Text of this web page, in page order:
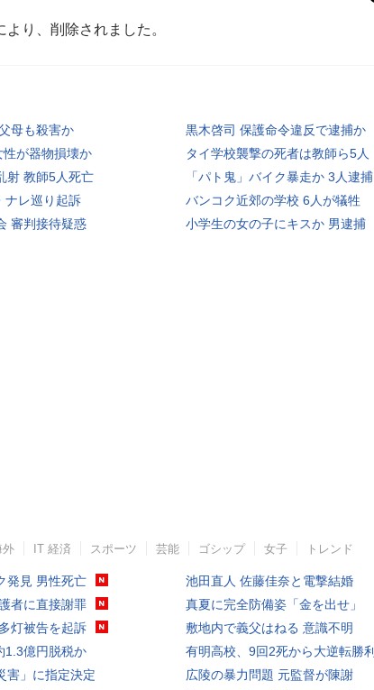
り、削除されました。
母も殺害か
黒木啓司 保護命令違反で逮捕か
が器物損壊か
タイ学校襲撃の死者は教師ら5人
射 教師5人死亡
「パト鬼」バイク暴走か 3人逮捕
ナレ巡り起訴
バンコク近郊の学校 6人が犠牲
審判接待疑惑
小学生の女の子にキスか 男逮捕
外 IT 経済 スポーツ 芸能 ゴシップ 女子 トレンド
発見 男性死亡
者に直接謝罪
灯被告を起訴
1.3億円脱税か
害」に指定決定
池田直人 佐藤佳奈と電撃結婚
真夏に完全防備姿「金を出せ」
敷地内で義父はねる 意識不明
有明高校、9回2死から大逆転勝利
広陵の暴力問題 元監督が陳謝